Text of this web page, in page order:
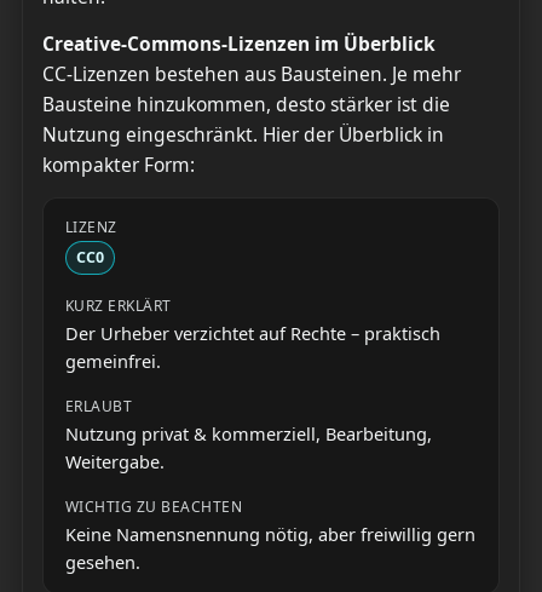
Creative-Commons-Lizenzen im Überblick
CC-Lizenzen bestehen aus Bausteinen. Je mehr
Bausteine hinzukommen, desto stärker ist die
Nutzung eingeschränkt. Hier der Überblick in
kompakter Form:
CC0
Der Urheber verzichtet auf Rechte – praktisch
gemeinfrei.
Nutzung privat & kommerziell, Bearbeitung,
Weitergabe.
Keine Namensnennung nötig, aber freiwillig gern
gesehen.